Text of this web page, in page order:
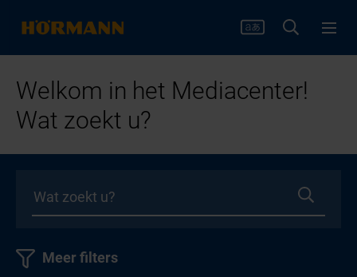
Welkom in het Mediacenter!
Wat zoekt u?
Meer filters